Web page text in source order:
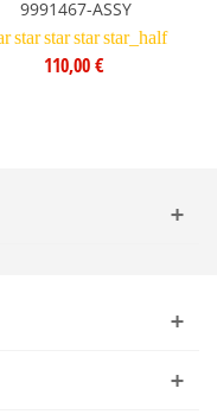
9991467-ASSY
star star star star_half
110,00 €